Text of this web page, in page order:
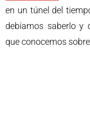
en un túnel del
debíamos saberlo y
que conocemos